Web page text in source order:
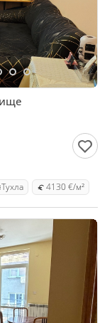
Тухла 4130 €/м²